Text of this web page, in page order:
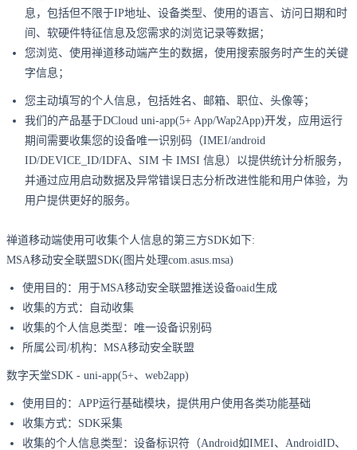
息，包括但不限于IP地址、设备类型、使用的语言、访问日期和时
间、软硬件特征信息及您需求的浏览记录等数据；
您浏览、使用禅道移动端产生的数据，使用搜索服务时产生的关键
字信息；
您主动填写的个人信息，包括姓名、邮箱、职位、头像等；
我们的产品基于DCloud uni-app(5+ App/Wap2App)开发，应用运行
期间需要收集您的设备唯一识别码（IMEI/android
ID/DEVICE_ID/IDFA、SIM 卡 IMSI 信息）以提供统计分析服务，
并通过应用启动数据及异常错误日志分析改进性能和用户体验，为
用户提供更好的服务。
禅道移动端使用可收集个人信息的第三方SDK如下:
MSA移动安全联盟SDK(图片处理com.asus.msa)
使用目的：用于MSA移动安全联盟推送设备oaid生成
收集的方式：自动收集
收集的个人信息类型：唯一设备识别码
所属公司/机构：MSA移动安全联盟
数字天堂SDK - uni-app(5+、web2app)
使用目的：APP运行基础模块，提供用户使用各类功能基础
收集方式：SDK采集
收集的个人信息类型：设备标识符（Android如IMEI、AndroidID、